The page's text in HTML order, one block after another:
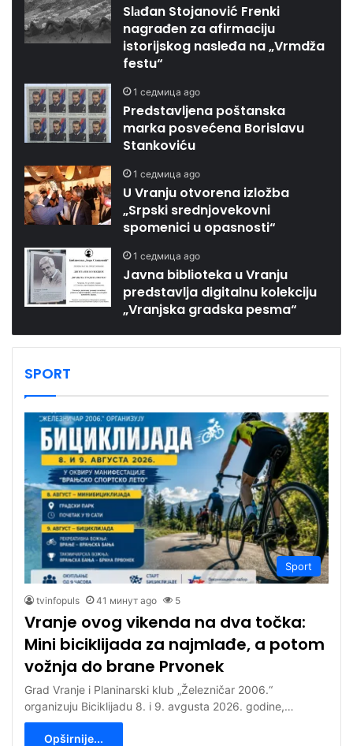
Slаđan Stojanović Frenki
nagrađen za afirmaciju
istorijskog nasleđa na „Vrmdža
festu“
1 седмица ago
Predstavljena poštanska
marka posvećena Borislavu
Stankoviću
1 седмица ago
U Vranju otvorena izložba
„Srpski srednjovekovni
spomenici u opasnosti“
1 седмица ago
Javna biblioteka u Vranju
predstavlja digitalnu kolekciju
„Vranjska gradska pesma“
SPORT
Sport
tvinfopuls 41 минут ago 5
Vranje ovog vikenda na dva točka:
Mini biciklijada za najmlađe, a potom
vožnja do brane Prvonek
Grad Vranje i Planinarski klub „Železničar 2006.“
organizuju Biciklijadu 8. i 9. avgusta 2026. godine,…
Opširnije...